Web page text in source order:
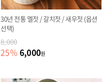
30년 전통 멜젓 / 갈치젓 / 새우젓 (옵션
선택)
8,000
25% 6,000원